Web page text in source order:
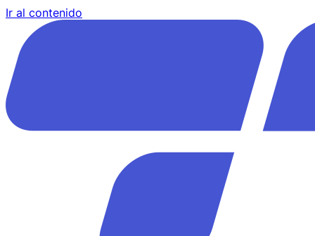
Ir al contenido